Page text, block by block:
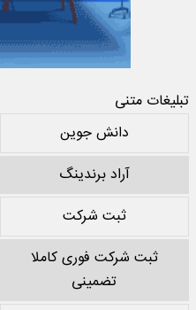
تبلیغات متنی
دانش جوین
آراد برندینگ
ثبت شرکت
ثبت شرکت فوری کاملا
تضمینی